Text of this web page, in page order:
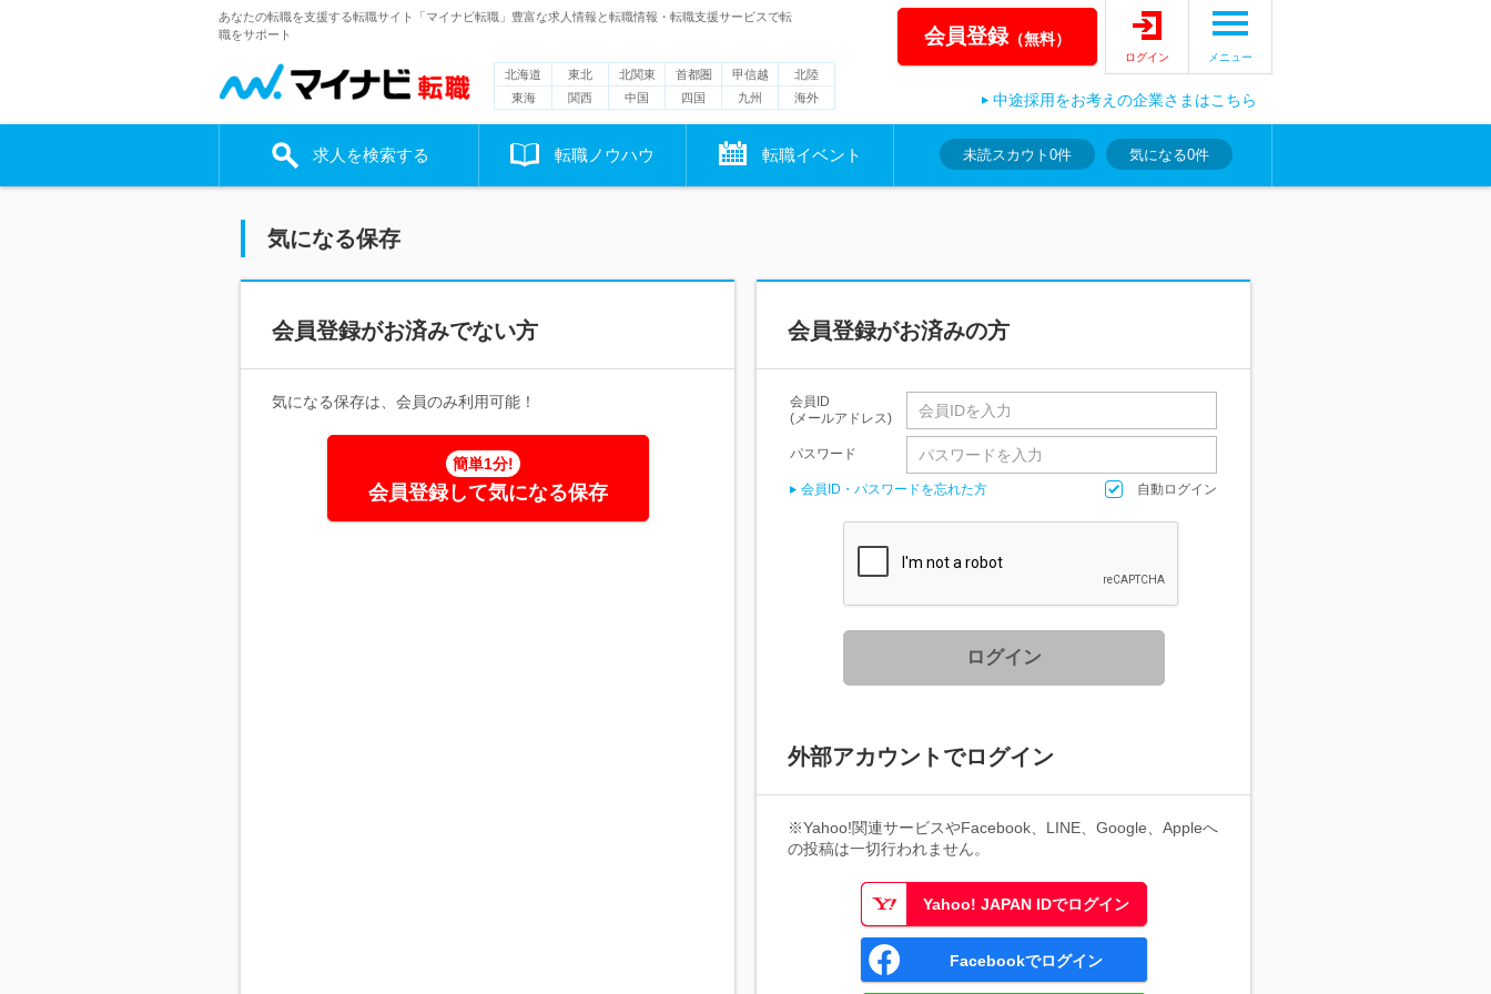
あなたの転職を支援する転職サイト「マイナビ転職」豊富な求人情報と転職情報・転職支援サービスで転
職をサポート
北海道 東北 北関東 首都圏 甲信越
北陸
東海
関西 中国 四国 九州 海外
会員登録（無料）
ログイン メニュー
中途採用をお考えの企業さまはこちら
求人を検索する 転職ノウハウ 転職イベント 未読スカウト 0件 気になる0件
気になる保存
会員登録がお済みでない方
気になる保存は、会員のみ利用可能！
簡単1分!
会員登録して気になる保存
会員登録がお済みの方
会員ID
(メールアドレス)
パスワード
会員ID・パスワードを忘れた方 自動ログイン
ログイン
外部アカウントでログイン
※Yahoo!関連サービスやFacebook、LINE、Google、Appleへ
の投稿は一切行われません。
Yahoo! JAPAN IDでログイン
Facebookでログイン